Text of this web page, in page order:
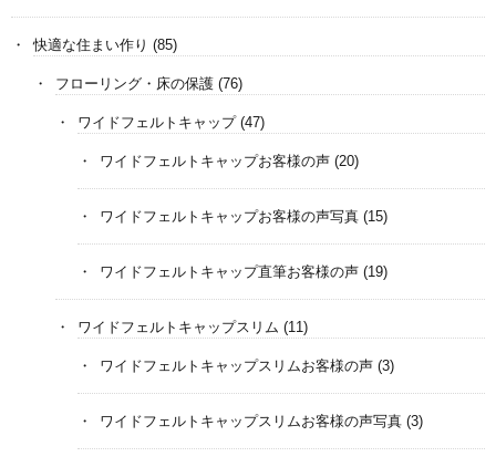
快適な住まい作り (85)
フローリング・床の保護 (76)
ワイドフェルトキャップ(47)
ワイドフェルトキャップお客様の声 (20)
ワイドフェルトキャップお客様の声写真 (15)
ワイドフェルトキャップ直筆お客様の声 (19)
ワイドフェルトキャップスリム (11)
ワイドフェルトキャップスリムお客様の声 (3)
ワイドフェルトキャップスリムお客様の声写真 (3)